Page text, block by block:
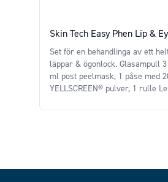
Skin Tech Easy Phen Lip &
Set för en behandlinga av ett
läppar & ögonlock. Glasampull
ml post peelmask, 1 påse med
YELLSCREEN® pulver, 1 rulle